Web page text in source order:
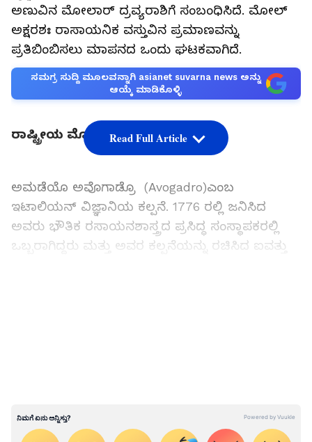
ಅಣುವಿನ ಮೋಲಾರ್ ದ್ರವ್ಯರಾಶಿಗೆ ಸಂಬಂಧಿಸಿದೆ. ಮೋಲ್
ಅಕ್ಷರಶಃ ರಾಸಾಯನಿಕ ವಸ್ತುವಿನ ಪ್ರಮಾಣವನ್ನು
ಪ್ರತಿಬಿಂಬಿಸಲು ಮಾಪನದ ಒಂದು ಘಟಕವಾಗಿದೆ.
ಸಮಗ್ರ ಸುದ್ದಿ ಮೂಲವನ್ನಾಗಿ asianet suvarna news ಅನ್ನು
ಆಯ್ಕೆ ಮಾಡಿಕೊಳ್ಳಿ
ರಾಷ್ಟ್ರೀಯ ಮೋಲ್ ದಿನದ ಮಹತ್ವ
ಅಮಡೆಯೊ ಅವೊಗಾಡ್ರೊ (Avogadro)ಎಂಬ
ಇಟಾಲಿಯನ್ ವಿಜ್ಞಾನಿಯ ಕಲ್ಪನೆ. 1776 ರಲ್ಲಿ ಜನಿಸಿದ
ಅವರು ಭೌತಿಕ ರಸಾಯನಶಾಸ್ತ್ರದ ಪ್ರಸಿದ್ಧ ಸಂಸ್ಥಾಪಕರಲ್ಲಿ
ಒಬ್ಬರಾಗಿದ್ದರು ಮತ್ತು ಅವರ ಕಲ್ಪನೆಯನ್ನು ರಚಿಸಿದ ಐವತ್ತು
Read Full Article